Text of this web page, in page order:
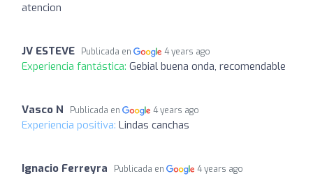
atencion
JV ESTEVE Publicada en 4 years ago
Experiencia fantástica: Gebial buena onda, recomendable
Vasco N Publicada en 4 years ago
Experiencia positiva: Lindas canchas
Ignacio Ferreyra Publicada en 4 years ago